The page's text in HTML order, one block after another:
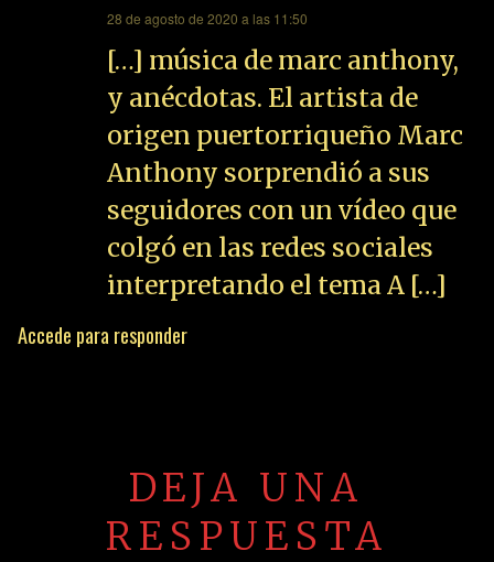
28 de agosto de 2020 a las 11:50
[…] música de marc anthony,
y anécdotas. El artista de
origen puertorriqueño Marc
Anthony sorprendió a sus
seguidores con un vídeo que
colgó en las redes sociales
interpretando el tema A […]
Accede para responder
DEJA UNA
RESPUESTA